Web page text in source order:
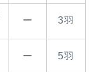
ー 3羽
ー 5羽